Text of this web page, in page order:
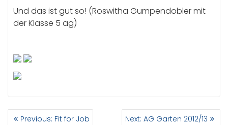
Und das ist gut so! (Roswitha Gumpendobler mit
der Klasse 5 ag)
BEITRAGSNAVIGATION
Previous: Previous
Fit for Job Next: Next
AG Garten 2012/13